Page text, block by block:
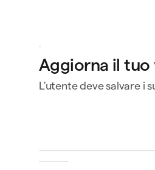
Aggiorna il tuo
L'utente deve salvare i
triplo.com